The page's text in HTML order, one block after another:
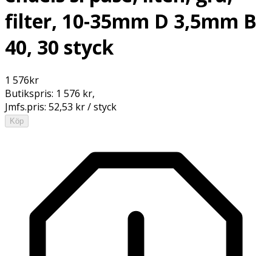
filter, 10-35mm D 3,5mm B
40, 30 styck
1 576kr
Butikspris: 1 576 kr,
Jmfs.pris: 52,53 kr / styck
Köp